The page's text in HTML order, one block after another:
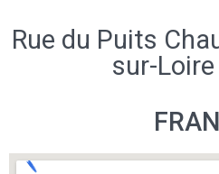
Rue du Puits
sur-